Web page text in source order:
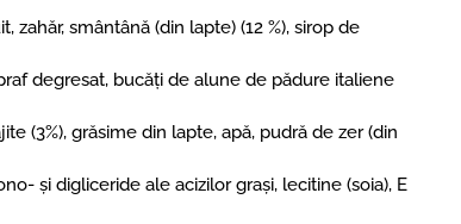
smântână (din lapte) (12 %), sirop de
degresat, bucăți de alune de pădure italiene
(3%), grăsime din lapte, apă, pudră de zer (din
și digliceride ale acizilor grași, lecitine (soia), E